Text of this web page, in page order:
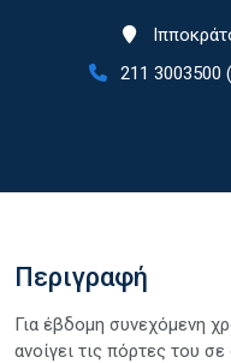
211 3003500
Περιγραφή
Για έβδομη συνεχόμενη
ανοίγει τις πόρτες του